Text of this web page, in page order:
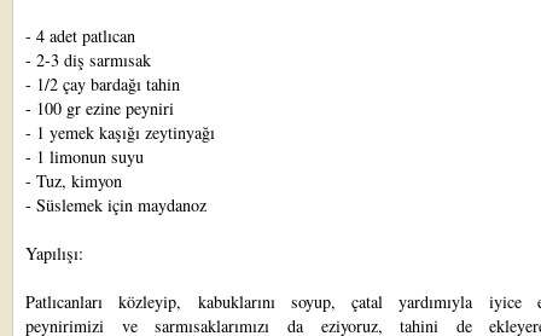
- 4 adet patlıcan
- 2-3 diş sarmısak
- 1/2 çay bardağı tahin
- 100 gr ezine peyniri
- 1 yemek kaşığı zeytinyağı
- 1 limonun suyu
- Tuz, kimyon
- Süslemek için maydanoz
Yapılışı:
Patlıcanları közleyip, kabuklarını soyup, çatal yardımıyla iyice
peynirimizi ve sarmısaklarımızı da eziyoruz, tahini de